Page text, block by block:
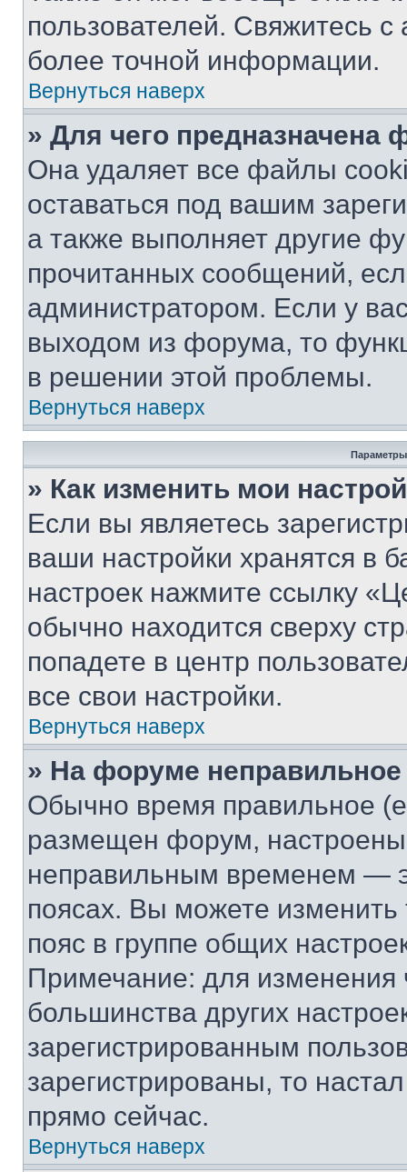
пользователей. Свяжитесь
более точной информации.
Вернуться наверх
» Для чего предназначена
Она удаляет все файлы
оставаться под вашим
а также выполняет другие
прочитанных сообщений,
администратором. Если у
выходом из форума, то
в решении этой проблемы.
Вернуться наверх
Параметры
» Как изменить мои
Если вы являетесь
ваши настройки хранятся в
настроек нажмите ссылку
обычно находится сверху
попадете в центр
все свои настройки.
Вернуться наверх
» На форуме
Обычно время правильное
размещен форум, настроены
неправильным временем —
поясах. Вы можете изменить
пояс в группе общих
Примечание: для изменения
большинства других
зарегистрированным
зарегистрированы, то
прямо сейчас.
Вернуться наверх